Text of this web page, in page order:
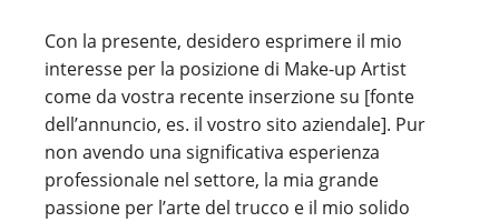
Con la presente, desidero esprimere il mio
interesse per la posizione di Make-up Artist
come da vostra recente inserzione su [fonte
dell’annuncio, es. il vostro sito aziendale]. Pur
non avendo una significativa esperienza
professionale nel settore, la mia grande
passione per l’arte del trucco e il mio solido